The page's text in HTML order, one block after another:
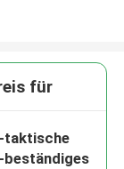
für
taktische
beständiges